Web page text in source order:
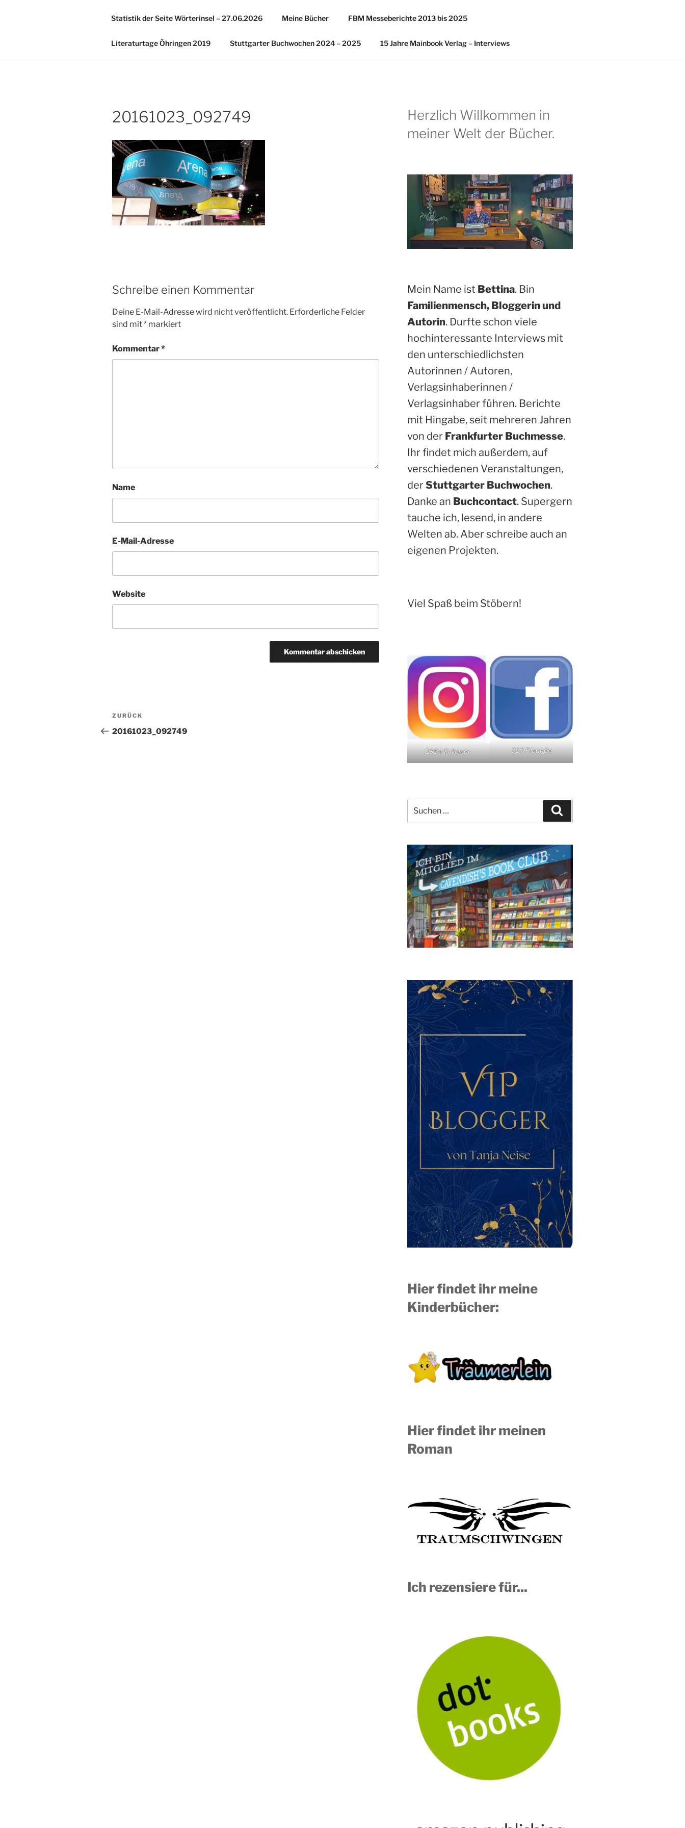
Statistik der Seite Wörterinsel – 27.06.2026 Meine Bücher FBM Messeberichte 2013 bis 2025
Literaturtage Öhringen 2019 Stuttgarter Buchwochen 2024 – 2025 15 Jahre Mainbook Verlag – Interviews
20161023_092749
Schreibe einen Kommentar
Deine E-Mail-Adresse wird nicht veröffentlicht. Erforderliche Felder
sind mit* markiert
Kommentar*
Name
E-Mail-Adresse
Website
Beitragsnavigation
Vorheriger
Beitrag
ZURÜCK
20161023_092749
Herzlich Willkommen in
meiner Welt der Bücher.
Mein Name ist Bettina. Bin
Familienmensch, Bloggerin und
Autorin. Durfte schon viele
hochinteressante Interviews mit
den unterschiedlichsten
Autorinnen / Autoren,
Verlagsinhaberinnen /
Verlagsinhaber führen. Berichte
mit Hingabe, seit mehreren Jahren
von der Frankfurter Buchmesse.
Ihr findet mich außerdem, auf
verschiedenen Veranstaltungen,
derStuttgarter Buchwochen.
Danke an Buchcontact. Supergern
tauche ich, lesend, in andere
Welten ab. Aber schreibe auch an
eigenen Projekten.
Viel Spaß beim Stöbern!
1954 Follower 767 Freunde
nach:
Hier findet ihr meine
Kinderbücher:
Hier findet ihr meinen
Roman
Ich rezensiere für...